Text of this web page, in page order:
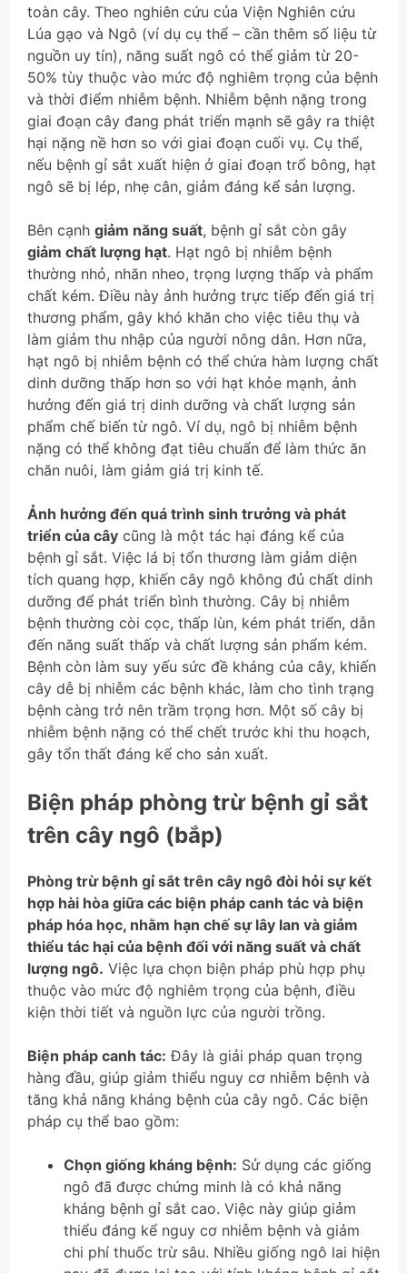
toàn cây. Theo nghiên cứu của Viện Nghiên cứu
Lúa gạo và Ngô (ví dụ cụ thể – cần thêm số liệu từ
nguồn uy tín), năng suất ngô có thể giảm từ 20-
50% tùy thuộc vào mức độ nghiêm trọng của bệnh
và thời điểm nhiễm bệnh. Nhiễm bệnh nặng trong
giai đoạn cây đang phát triển mạnh sẽ gây ra thiệt
hại nặng nề hơn so với giai đoạn cuối vụ. Cụ thể,
nếu bệnh gỉ sắt xuất hiện ở giai đoạn trổ bông, hạt
ngô sẽ bị lép, nhẹ cân, giảm đáng kể sản lượng.
Bên cạnh giảm năng suất, bệnh gỉ sắt còn gây
giảm chất lượng hạt. Hạt ngô bị nhiễm bệnh
thường nhỏ, nhăn nheo, trọng lượng thấp và phẩm
chất kém. Điều này ảnh hưởng trực tiếp đến giá trị
thương phẩm, gây khó khăn cho việc tiêu thụ và
làm giảm thu nhập của người nông dân. Hơn nữa,
hạt ngô bị nhiễm bệnh có thể chứa hàm lượng chất
dinh dưỡng thấp hơn so với hạt khỏe mạnh, ảnh
hưởng đến giá trị dinh dưỡng và chất lượng sản
phẩm chế biến từ ngô. Ví dụ, ngô bị nhiễm bệnh
nặng có thể không đạt tiêu chuẩn để làm thức ăn
chăn nuôi, làm giảm giá trị kinh tế.
Ảnh hưởng đến quá trình sinh trưởng và phát
triển của cây cũng là một tác hại đáng kể của
bệnh gỉ sắt. Việc lá bị tổn thương làm giảm diện
tích quang hợp, khiến cây ngô không đủ chất dinh
dưỡng để phát triển bình thường. Cây bị nhiễm
bệnh thường còi cọc, thấp lùn, kém phát triển, dẫn
đến năng suất thấp và chất lượng sản phẩm kém.
Bệnh còn làm suy yếu sức đề kháng của cây, khiến
cây dễ bị nhiễm các bệnh khác, làm cho tình trạng
bệnh càng trở nên trầm trọng hơn. Một số cây bị
nhiễm bệnh nặng có thể chết trước khi thu hoạch,
gây tổn thất đáng kể cho sản xuất.
Biện pháp phòng trừ bệnh gỉ sắt
trên cây ngô (bắp)
Phòng trừ bệnh gỉ sắt trên cây ngô đòi hỏi sự kết
hợp hài hòa giữa các biện pháp canh tác và biện
pháp hóa học, nhằm hạn chế sự lây lan và giảm
thiểu tác hại của bệnh đối với năng suất và chất
lượng ngô. Việc lựa chọn biện pháp phù hợp phụ
thuộc vào mức độ nghiêm trọng của bệnh, điều
kiện thời tiết và nguồn lực của người trồng.
Biện pháp canh tác: Đây là giải pháp quan trọng
hàng đầu, giúp giảm thiểu nguy cơ nhiễm bệnh và
tăng khả năng kháng bệnh của cây ngô. Các biện
pháp cụ thể bao gồm:
Chọn giống kháng bệnh: Sử dụng các giống
ngô đã được chứng minh là có khả năng
kháng bệnh gỉ sắt cao. Việc này giúp giảm
thiểu đáng kể nguy cơ nhiễm bệnh và giảm
chi phí thuốc trừ sâu. Nhiều giống ngô lai hiện